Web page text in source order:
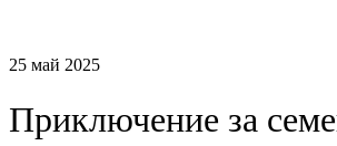
25 май 2025
Приключение за